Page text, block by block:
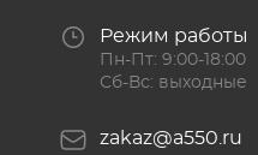
Режим работы
Пн-Пт: 9:00-18:00
Сб-Вс: выходные
zakaz@a550.ru